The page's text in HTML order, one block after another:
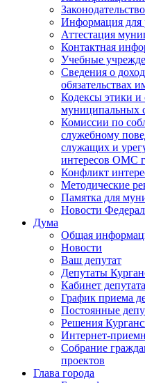
Законодательство
Информация для
Аттестация
Контактная
Учебные
Сведения о
обязательствах
Кодексы этики и
муниципальных
Комиссии по
служебному
служащих и
интересов ОМС
Конфликт
Методические
Памятка для
Новости
Дума
Общая
Новости
Ваш депутат
Депутаты
Кабинет депутата
График приема
Постоянные
Решения
Интернет-
Собрание
проектов
Глава города